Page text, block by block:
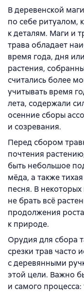
В деревенской
по себе ритуалом,
к деталям. Маги и
трава обладает
время года, дня
растения,
считались более
учитывать время
лета, содержали
осенние сборы
и созревания.
Перед сбором
почтения
быть небольшое
мёда, а также
песня. В
не брать всё
продолжения
к природе.
Орудия для сбора
срезки трав часто
с деревянными
этой цели. Важно
и самого процесса: